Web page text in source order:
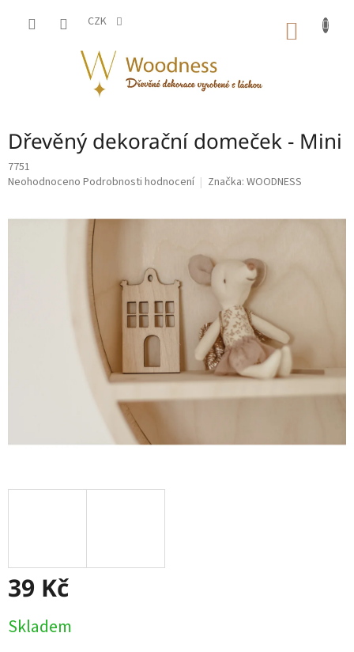
CZK
Dřevěný dekorační domeček - Mini
7751
Průměrné
Neohodnoceno Podrobnosti hodnocení Značka: WOODNESS
39 Kč
cena:
Skladem